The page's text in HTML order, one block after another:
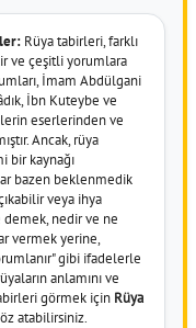
Rüya tabirleri, farklı
ve çeşitli yorumlara
İmam Abdülgani
İbn Kuteybe ve
eserlerinden ve
Ancak, rüya
bir kaynağı
bazen beklenmedik
veya ihya
nedir ve ne
vermek yerine,
gibi ifadelerle
anlamını ve
görmek için Rüya
atabilirsiniz.